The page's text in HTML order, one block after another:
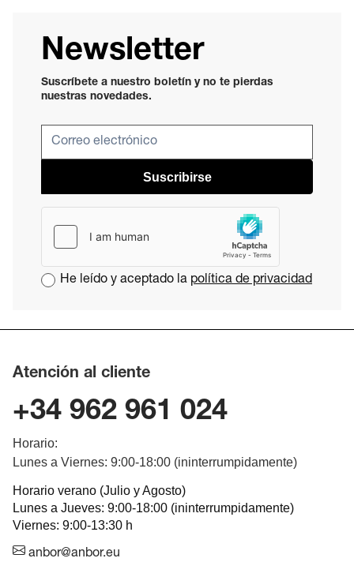
Newsletter
Suscríbete a nuestro boletín y no te pierdas
nuestras novedades.
Suscribirse
He leído y aceptado la política de privacidad
Atención al cliente
+34 962 961 024
Horario:
Lunes a Viernes: 9:00-18:00 (ininterrumpidamente)
Horario verano (Julio y Agosto)
Lunes a Jueves: 9:00-18:00 (ininterrumpidamente)
Viernes: 9:00-13:30 h
anbor@anbor.eu